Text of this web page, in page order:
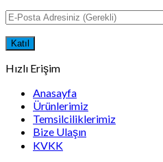
Hızlı Erişim
Anasayfa
Ürünlerimiz
Temsilciliklerimiz
Bize Ulaşın
KVKK